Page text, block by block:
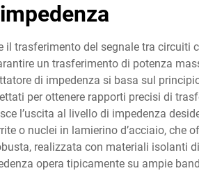
trasferimento del segnale tra circuiti
un trasferimento di potenza
di impedenza si basa sul
per ottenere rapporti precisi di
l’uscita al livello di impedenza
o nuclei in lamierino d’acciaio, che
realizzata con materiali isolanti
opera tipicamente su ampie